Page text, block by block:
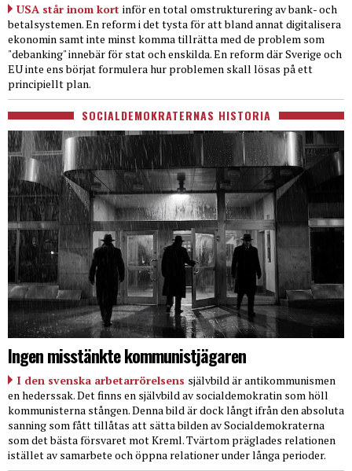
USA står inom kort inför en total omstrukturering av bank- och
betalsystemen. En reform i det tysta för att bland annat digitalisera
ekonomin samt inte minst komma tillrätta med de problem som
"debanking" innebär för stat och enskilda. En reform där Sverige och
EU inte ens börjat formulera hur problemen skall lösas på ett
principiellt plan.
SOCIALDEMOKRATERNAS HISTORIA
Ingen misstänkte kommunistjägaren
I den svenska arbetarrörelsens självbild är antikommunismen
en hederssak. Det finns en självbild av socialdemokratin som höll
kommunisterna stången. Denna bild är dock långt ifrån den absoluta
sanning som fått tillåtas att sätta bilden av Socialdemokraterna
som det bästa försvaret mot Kreml. Tvärtom präglades relationen
istället av samarbete och öppna relationer under långa perioder.